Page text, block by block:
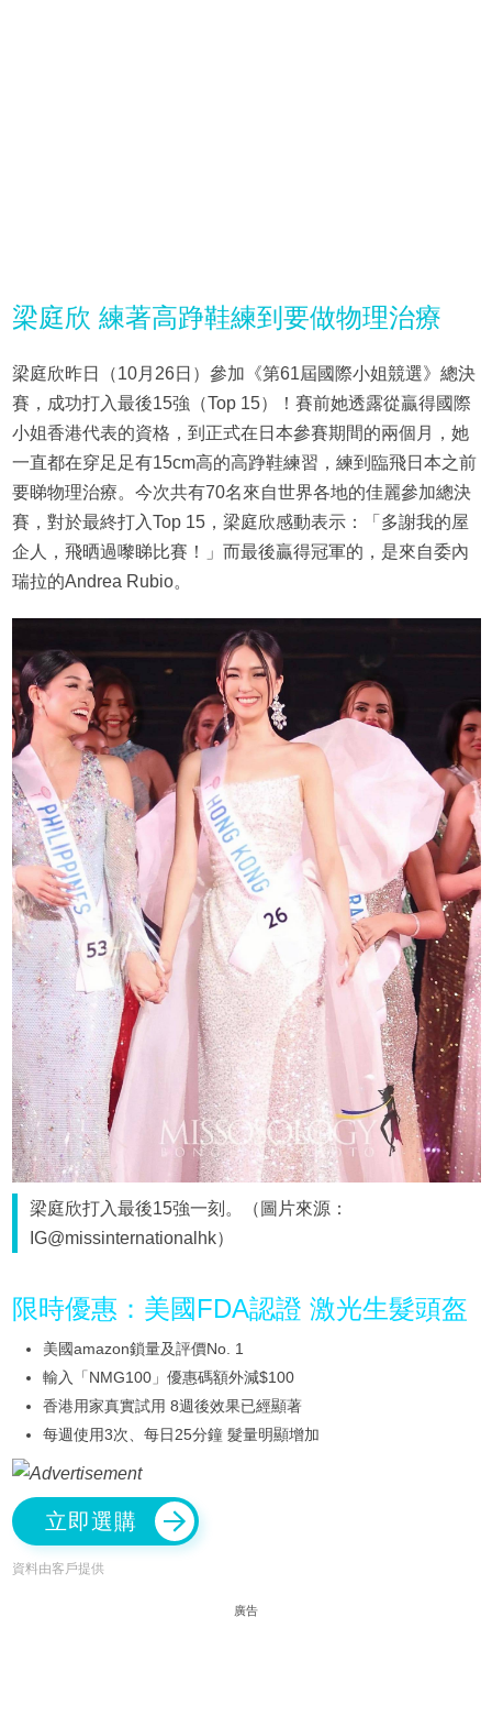
梁庭欣 練著高踭鞋練到要做物理治療
梁庭欣昨日（10月26日）參加《第61屆國際小姐競選》總決
賽，成功打入最後15強（Top 15）！賽前她透露從贏得國際
小姐香港代表的資格，到正式在日本參賽期間的兩個月，她
一直都在穿足足有15cm高的高踭鞋練習，練到臨飛日本之前
要睇物理治療。今次共有70名來自世界各地的佳麗參加總決
賽，對於最終打入Top 15，梁庭欣感動表示：「多謝我的屋
企人，飛晒過嚟睇比賽！」而最後贏得冠軍的，是來自委內
瑞拉的Andrea Rubio。
梁庭欣打入最後15強一刻。（圖片來源：
IG@missinternationalhk）
限時優惠：美國FDA認證 激光生髮頭盔
美國amazon鎖量及評價No. 1
輸入「NMG100」優惠碼額外減$100
香港用家真實試用 8週後效果已經顯著
每週使用3次、每日25分鐘 髮量明顯增加
立即選購
資料由客戶提供
廣告